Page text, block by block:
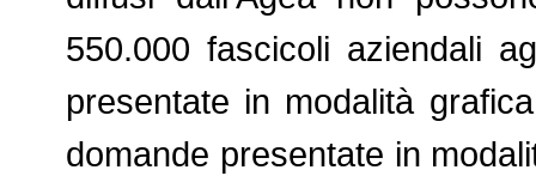
550.000 fascicoli aziendali
presentate in modalità
domande presentate in